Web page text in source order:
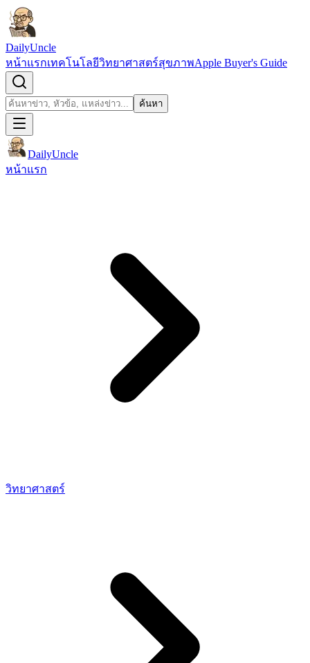
ข้ามไปยังเนื้อหา
DailyUncle
หน้าแรกเทคโนโลยีวิทยาศาสตร์สุขภาพApple Buyer's Guide
ค้นหา ค้นหา
DailyUncle
หน้าแรก
วิทยาศาสตร์